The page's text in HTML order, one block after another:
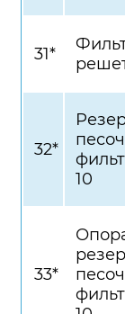
31*
32*
10
33*